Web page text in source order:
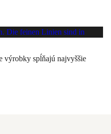
výrobky spĺňajú najvyššie